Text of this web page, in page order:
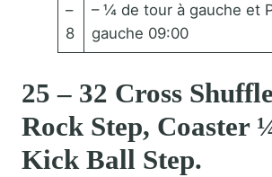
–
8
– ¼ de tour à gauche et
gauche 09:00
25 – 32 Cross
Rock Step, Coaster
Kick Ball Step.